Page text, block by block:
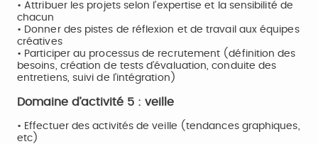
• Attribuer les projets selon l’expertise et la sensibilité de
chacun
• Donner des pistes de réflexion et de travail aux équipes
créatives
• Participer au processus de recrutement (définition des
besoins, création de tests d’évaluation, conduite des
entretiens, suivi de l’intégration)
Domaine d’activité 5 : veille
• Effectuer des activités de veille (tendances graphiques,
etc)